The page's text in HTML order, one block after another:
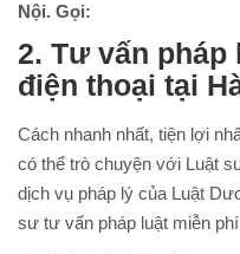
Nội. Gọi:
2. Tư vấn
điện thoại tại
Cách nhanh nhất, tiện lợi
có thể trò chuyện với Luật
dịch vụ pháp lý của Luật
sư tư vấn pháp luật miễn